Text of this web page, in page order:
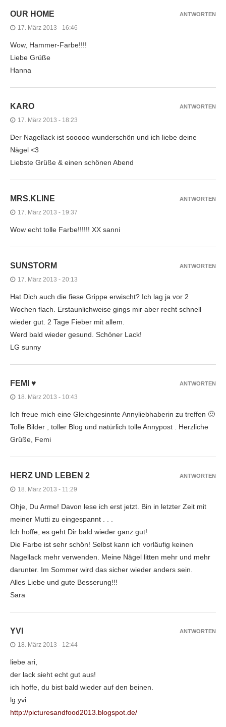
OUR HOME
17. März 2013 - 16:46
Wow, Hammer-Farbe!!!!
Liebe Grüße
Hanna
ANTWORTEN
KARO
17. März 2013 - 18:23
Der Nagellack ist sooooo wunderschön und ich liebe deine
Nägel <3
Liebste Grüße & einen schönen Abend
ANTWORTEN
MRS.KLINE
17. März 2013 - 19:37
Wow echt tolle Farbe!!!!!! XX sanni
ANTWORTEN
SUNSTORM
17. März 2013 - 20:13
Hat Dich auch die fiese Grippe erwischt? Ich lag ja vor 2
Wochen flach. Erstaunlichweise gings mir aber recht schnell
wieder gut. 2 Tage Fieber mit allem.
Werd bald wieder gesund. Schöner Lack!
LG sunny
ANTWORTEN
FEMI ♥
18. März 2013 - 10:43
Ich freue mich eine Gleichgesinnte Annyliebhaberin zu treffen 🙂
Tolle Bilder , toller Blog und natürlich tolle Annypost . Herzliche
Grüße, Femi
ANTWORTEN
HERZ UND LEBEN 2
18. März 2013 - 11:29
Ohje, Du Arme! Davon lese ich erst jetzt. Bin in letzter Zeit mit
meiner Mutti zu eingespannt . . .
Ich hoffe, es geht Dir bald wieder ganz gut!
Die Farbe ist sehr schön! Selbst kann ich vorläufig keinen
Nagellack mehr verwenden. Meine Nägel litten mehr und mehr
darunter. Im Sommer wird das sicher wieder anders sein.
Alles Liebe und gute Besserung!!!
Sara
ANTWORTEN
YVI
18. März 2013 - 12:44
liebe ari,
der lack sieht echt gut aus!
ich hoffe, du bist bald wieder auf den beinen.
lg yvi
http://picturesandfood2013.blogspot.de/
ANTWORTEN